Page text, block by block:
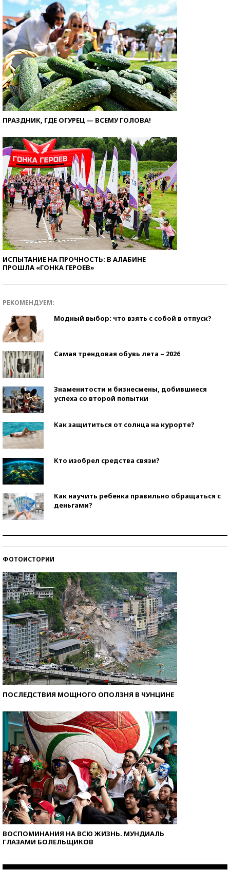
ПРАЗДНИК, ГДЕ ОГУРЕЦ — ВСЕМУ ГОЛОВА!
ИСПЫТАНИЕ НА ПРОЧНОСТЬ: В АЛАБИНЕ
ПРОШЛА «ГОНКА ГЕРОЕВ»
РЕКОМЕНДУЕМ:
Модный выбор: что взять с собой в отпуск?
Самая трендовая обувь лета – 2026
Знаменитости и бизнесмены, добившиеся
успеха со второй попытки
Как защититься от солнца на курорте?
Кто изобрел средства связи?
Как научить ребенка правильно обращаться с
деньгами?
ФОТОИСТОРИИ
ПОСЛЕДСТВИЯ МОЩНОГО ОПОЛЗНЯ В ЧУНЦИНЕ
ВОСПОМИНАНИЯ НА ВСЮ ЖИЗНЬ. МУНДИАЛЬ
ГЛАЗАМИ БОЛЕЛЬЩИКОВ